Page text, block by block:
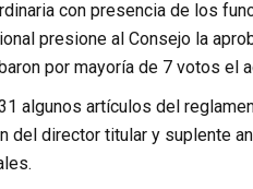
con presencia de los
presione al Consejo la
por mayoría de 7 votos el
algunos artículos del
del director titular y suplente